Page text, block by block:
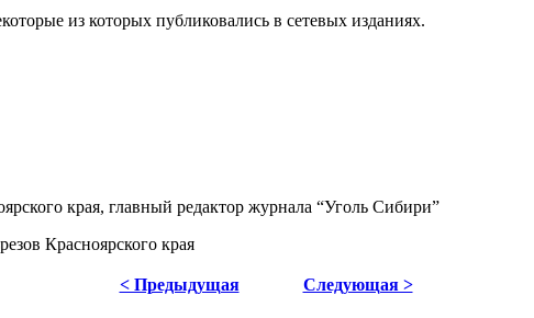
из которых публиковались в сетевых изданиях.
края, главный редактор журнала “Уголь Сибири”
Красноярского края
< Предыдущая Следующая >